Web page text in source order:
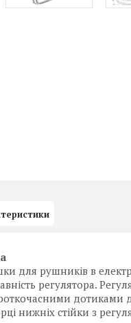
для рушників в
регулятора.
дотиками
нижніх стійки з